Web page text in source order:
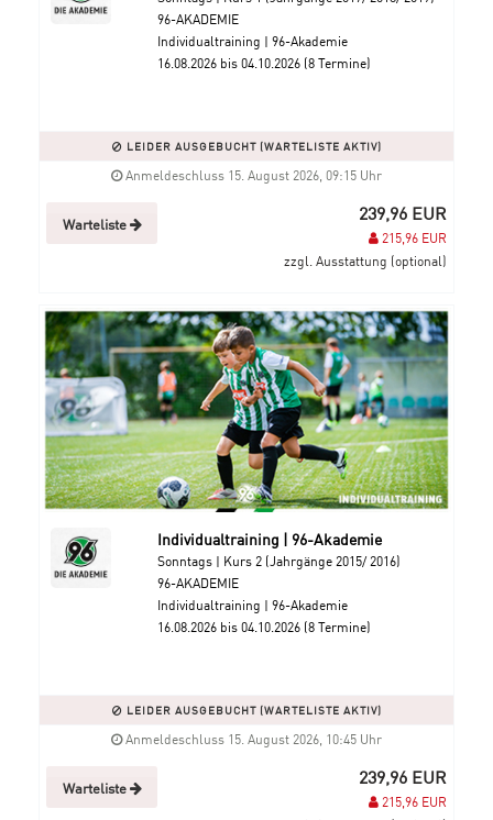
96-AKADEMIE
Individualtraining | 96-Akademie
16.08.2026 bis 04.10.2026 (8 Termine)
LEIDER AUSGEBUCHT (WARTELISTE AKTIV)
Anmeldeschluss 15. August 2026, 09:15 Uhr
Warteliste 239,96 EUR
215,96 EUR
zzgl. Ausstattung (optional)
Individualtraining | 96-Akademie
Sonntags | Kurs 2 (Jahrgänge 2015/ 2016)
96-AKADEMIE
Individualtraining | 96-Akademie
16.08.2026 bis 04.10.2026 (8 Termine)
LEIDER AUSGEBUCHT (WARTELISTE AKTIV)
Anmeldeschluss 15. August 2026, 10:45 Uhr
Warteliste 239,96 EUR
215,96 EUR